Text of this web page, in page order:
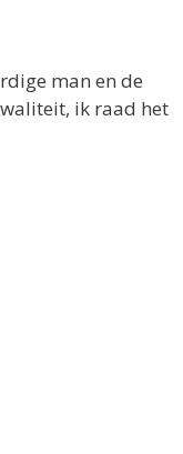
man en de
ik raad het